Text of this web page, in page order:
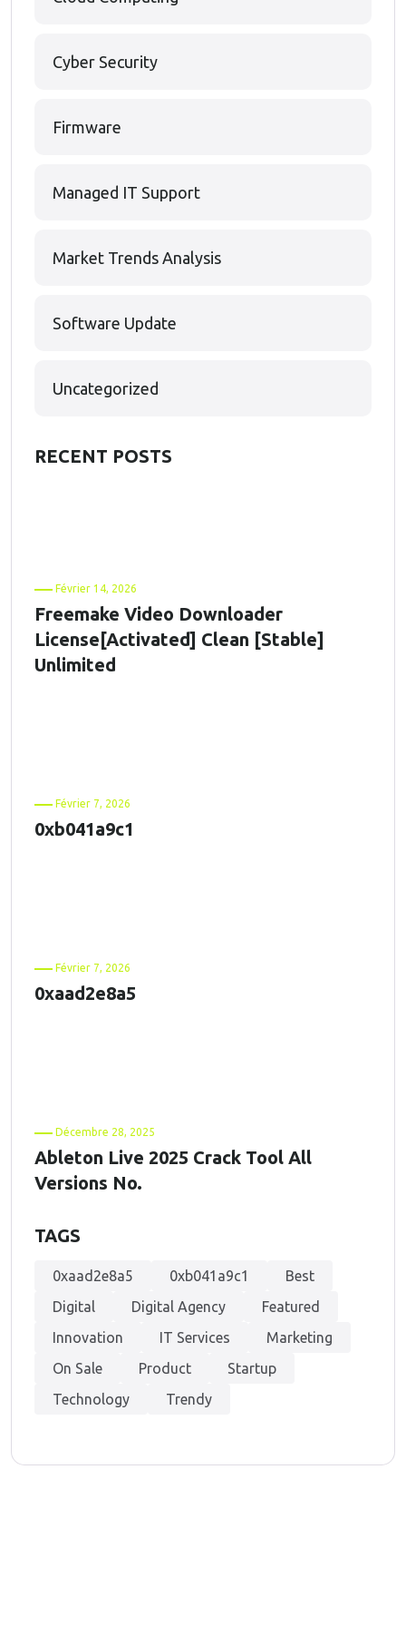
Cyber Security
Firmware
Managed IT Support
Market Trends Analysis
Software Update
Uncategorized
RECENT POSTS
Février 14, 2026
Freemake Video Downloader
License[Activated] Clean [Stable]
Unlimited
Février 7, 2026
0xb041a9c1
Février 7, 2026
0xaad2e8a5
Décembre 28, 2025
Ableton Live 2025 Crack Tool All
Versions No.
TAGS
0xaad2e8a5 0xb041a9c1
Best
Digital
Digital Agency
Featured
Innovation
IT Services
Marketing
On Sale
Product
Startup
Technology
Trendy